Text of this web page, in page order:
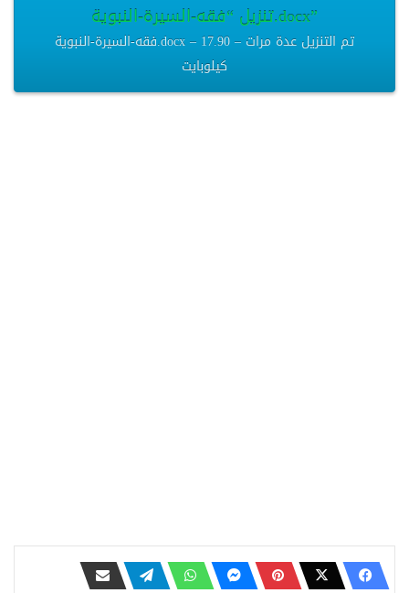
تنزيل “فقه-السيرة-النبوية.docx”
فقه-السيرة-النبوية.docx – تم التنزيل عدة مرات – 17.90
كيلوبايت